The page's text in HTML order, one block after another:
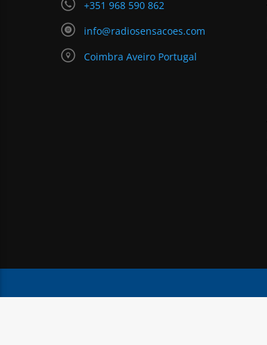
+351 968 590 862
info@radiosensacoes.com
Coimbra Aveiro Portugal